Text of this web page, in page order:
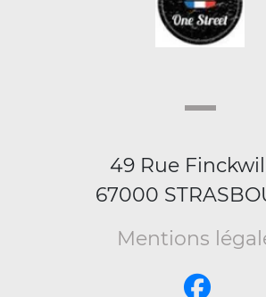
49 Rue
67000
Mentions